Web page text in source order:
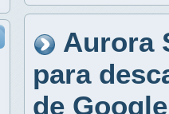
Aurora
para
de Google